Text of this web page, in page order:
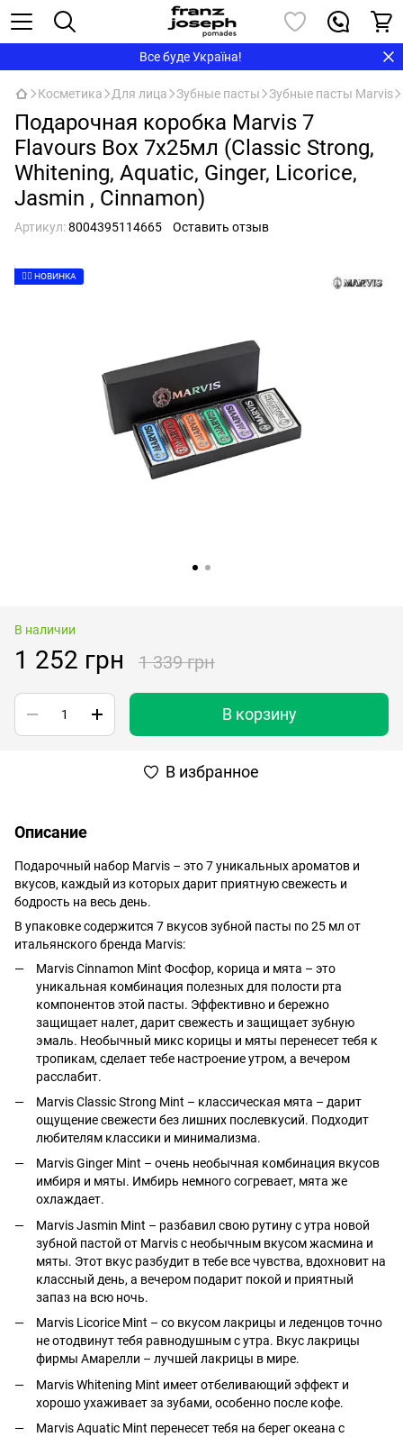
Все буде Україна!
Косметика Для лица Зубные пасты Зубные пасты Marvis
Подарочная коробка Marvis 7
Flavours Box 7x25мл (Classic Strong,
Whitening, Aquatic, Ginger, Licorice,
Jasmin , Cinnamon)
Артикул:8004395114665 Оставить отзыв
👉🏻 НОВИНКА
В наличии
1 252 грн 1 339 грн
В корзину
В избранное
Описание
Подарочный набор Marvis – это 7 уникальных ароматов и
вкусов, каждый из которых дарит приятную свежесть и
бодрость на весь день.
В упаковке содержится 7 вкусов зубной пасты по 25 мл от
итальянского бренда Marvis:
Marvis Cinnamon Mint Фосфор, корица и мята – это
уникальная комбинация полезных для полости рта
компонентов этой пасты. Эффективно и бережно
защищает налет, дарит свежесть и защищает зубную
эмаль. Необычный микс корицы и мяты перенесет тебя к
тропикам, сделает тебе настроение утром, а вечером
расслабит.
Marvis Classic Strong Mint – классическая мята – дарит
ощущение свежести без лишних послевкусий. Подходит
любителям классики и минимализма.
Marvis Ginger Mint – очень необычная комбинация вкусов
имбиря и мяты. Имбирь немного согревает, мята же
охлаждает.
Marvis Jasmin Mint – разбавил свою рутину с утра новой
зубной пастой от Marvis c необычным вкусом жасмина и
мяты. Этот вкус разбудит в тебе все чувства, вдохновит на
классный день, а вечером подарит покой и приятный
запаз на всю ночь.
Marvis Licorice Mint – со вкусом лакрицы и леденцов точно
не отодвинут тебя равнодушным с утра. Вкус лакрицы
фирмы Амарелли – лучшей лакрицы в мире.
Marvis Whitening Mint имеет отбеливающий эффект и
хорошо ухаживает за зубами, особенно после кофе.
Marvis Aquatic Mint перенесет тебя на берег океана с